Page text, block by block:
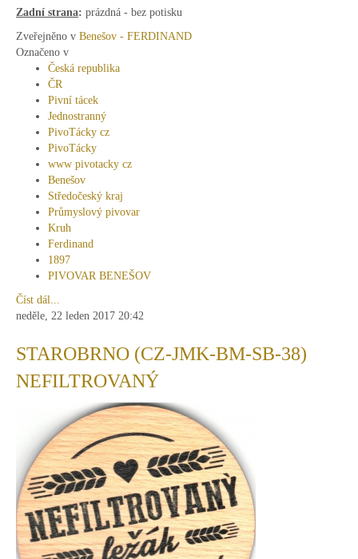
Zadní strana: prázdná - bez potisku
Zveřejněno v Benešov - FERDINAND
Označeno v
Česká republika
ČR
Pivní tácek
Jednostranný
PivoTácky cz
PivoTácky
www pivotacky cz
Benešov
Středočeský kraj
Průmyslový pivovar
Kruh
Ferdinand
1897
PIVOVAR BENEŠOV
Číst dál...
neděle, 22 leden 2017 20:42
STAROBRNO (CZ-JMK-BM-SB-38)
NEFILTROVANÝ